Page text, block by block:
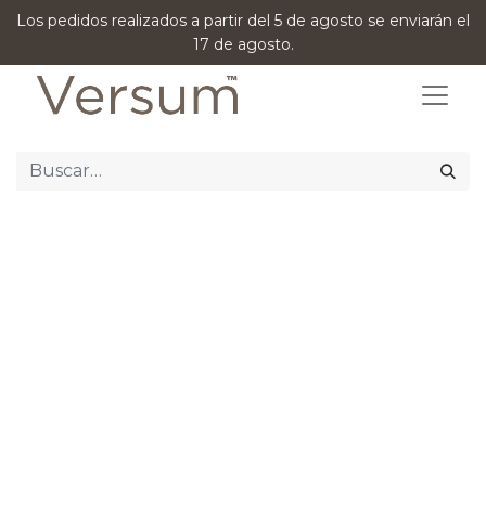
Los pedidos realizados a partir del 5 de agosto se enviarán el
17 de agosto.